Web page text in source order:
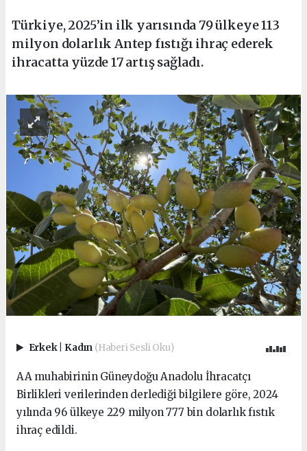
Türkiye, 2025’in ilk yarısında 79 ülkeye 113
milyon dolarlık Antep fıstığı ihraç ederek
ihracatta yüzde 17 artış sağladı.
Erkek Kadın (Haberi Sesli Oku)
AA muhabirinin Güneydoğu Anadolu İhracatçı
Birlikleri verilerinden derlediği bilgilere göre, 2024
yılında 96 ülkeye 229 milyon 777 bin dolarlık fıstık
ihraç edildi.